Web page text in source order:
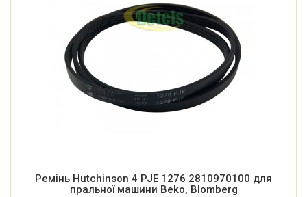
Ремінь Hutchinson 4 PJE 1276 2810970100 для
пральної машини Beko, Blomberg